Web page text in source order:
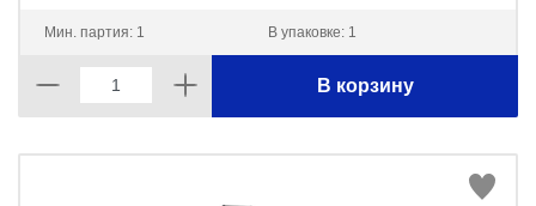
Мин. партия: 1 В упаковке: 1
В корзину